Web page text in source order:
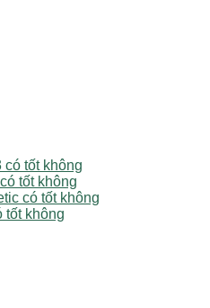
có tốt không
tốt không
có tốt không
tốt không